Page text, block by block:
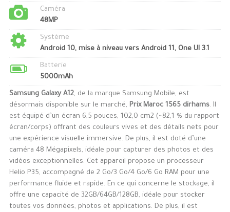
Caméra
48MP
Système
Android 10, mise à niveau vers Android 11, One UI 3.1
Batterie
5000mAh
Samsung Galaxy A12, de la marque Samsung Mobile, est
désormais disponible sur le marché, Prix Maroc 1565 dirhams. Il
est équipé d’un écran 6,5 pouces, 102,0 cm2 (~82,1 % du rapport
écran/corps) offrant des couleurs vives et des détails nets pour
une expérience visuelle immersive. De plus, il est doté d’une
caméra 48 Mégapixels, idéale pour capturer des photos et des
vidéos exceptionnelles. Cet appareil propose un processeur
Helio P35, accompagné de 2 Go/3 Go/4 Go/6 Go RAM pour une
performance fluide et rapide. En ce qui concerne le stockage, il
offre une capacité de 32GB/64GB/128GB, idéale pour stocker
toutes vos données, photos et applications. De plus, il est